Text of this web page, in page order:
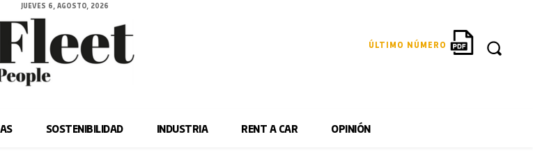
JUEVES 6, AGOSTO, 2026
ÚLTIMO NÚMERO
SOSTENIBILIDAD INDUSTRIA RENT A CAR OPINIÓN